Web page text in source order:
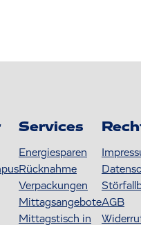
Services
Energiesparen
Rücknahme
Verpackungen
Mittagsangebote
Mittagstisch in
AGB